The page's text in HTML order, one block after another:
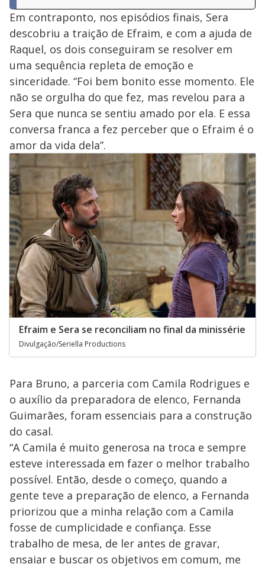
Em contraponto, nos episódios finais, Sera
descobriu a traição de Efraim, e com a ajuda de
Raquel, os dois conseguiram se resolver em
uma sequência repleta de emoção e
sinceridade. “Foi bem bonito esse momento. Ele
não se orgulha do que fez, mas revelou para a
Sera que nunca se sentiu amado por ela. E essa
conversa franca a fez perceber que o Efraim é o
amor da vida dela”.
Efraim e Sera se reconciliam no final da minissérie
Divulgação/Seriella Productions
Para Bruno, a parceria com Camila Rodrigues e
o auxílio da preparadora de elenco, Fernanda
Guimarães, foram essenciais para a construção
do casal.
“A Camila é muito generosa na troca e sempre
esteve interessada em fazer o melhor trabalho
possível. Então, desde o começo, quando a
gente teve a preparação de elenco, a Fernanda
priorizou que a minha relação com a Camila
fosse de cumplicidade e confiança. Esse
trabalho de mesa, de ler antes de gravar,
ensaiar e buscar os objetivos em comum, me